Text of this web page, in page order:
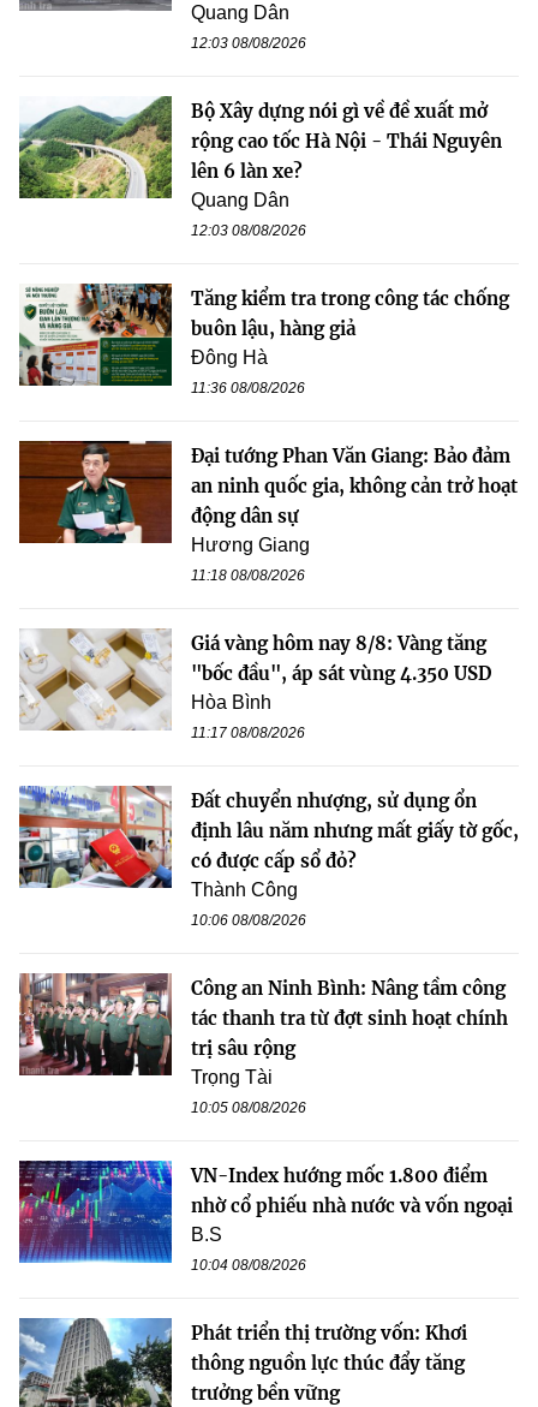
Quang Dân
12:03 08/08/2026
Bộ Xây dựng nói gì về đề xuất mở
rộng cao tốc Hà Nội - Thái Nguyên
lên 6 làn xe?
Quang Dân
12:03 08/08/2026
Tăng kiểm tra trong công tác chống
buôn lậu, hàng giả
Đông Hà
11:36 08/08/2026
Đại tướng Phan Văn Giang: Bảo đảm
an ninh quốc gia, không cản trở hoạt
động dân sự
Hương Giang
11:18 08/08/2026
Giá vàng hôm nay 8/8: Vàng tăng
"bốc đầu", áp sát vùng 4.350 USD
Hòa Bình
11:17 08/08/2026
Đất chuyển nhượng, sử dụng ổn
định lâu năm nhưng mất giấy tờ gốc,
có được cấp sổ đỏ?
Thành Công
10:06 08/08/2026
Công an Ninh Bình: Nâng tầm công
tác thanh tra từ đợt sinh hoạt chính
trị sâu rộng
Trọng Tài
10:05 08/08/2026
VN-Index hướng mốc 1.800 điểm
nhờ cổ phiếu nhà nước và vốn ngoại
B.S
10:04 08/08/2026
Phát triển thị trường vốn: Khơi
thông nguồn lực thúc đẩy tăng
trưởng bền vững